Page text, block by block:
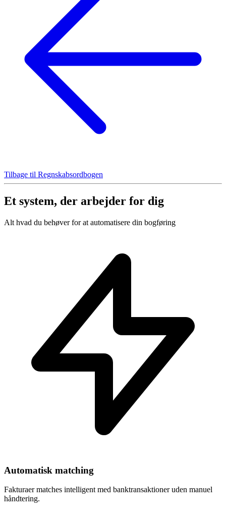
Tilbage til Regnskabsordbogen
Et system, der arbejder for dig
Alt hvad du behøver for at automatisere din bogføring
Automatisk matching
Fakturaer matches intelligent med banktransaktioner uden manuel
håndtering.